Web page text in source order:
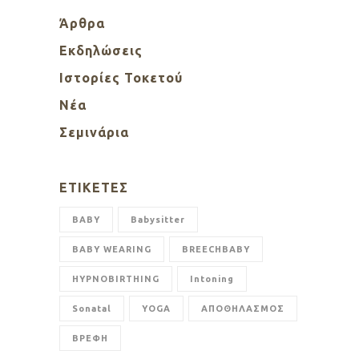
Άρθρα
Εκδηλώσεις
Ιστορίες Τοκετού
Νέα
Σεμινάρια
ΕΤΙΚΈΤΕΣ
BABY Babysitter
BABY WEARING BREECHBABY
HYPNOBIRTHING Intoning
Sonatal YOGA ΑΠΟΘΗΛΑΣΜΟΣ
ΒΡΕΦΗ